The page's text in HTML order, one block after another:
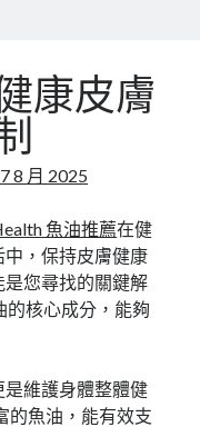
康皮膚
8 月 2025
魚油推薦在健
，保持皮膚健康
是您尋找的關鍵解
的核心成分，能夠
維護身體整體健
的魚油，能有效支